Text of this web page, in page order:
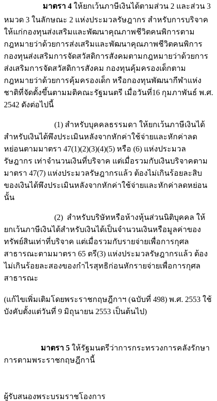
มาตรา 4 ให้ยกเว้นภาษีเงินได้ตามส่วน 2 และส่วน 3
หมวด 3 ในลักษณะ 2 แห่งประมวลรัษฎากร สำหรับการบริจาค
ให้แก่กองทุนส่งเสริมและพัฒนาคุณภาพชีวิตคนพิการตาม
กฎหมายว่าด้วยการส่งเสริมและพัฒนาคุณภาพชีวิตคนพิการ
กองทุนส่งเสริมการจัดสวัสดิการสังคมตามกฎหมายว่าด้วยการ
ส่งเสริมการจัดสวัสดิการสังคม กองทุนคุ้มครองเด็กตาม
กฎหมายว่าด้วยการคุ้มครองเด็ก หรือกองทุนพัฒนากีฬาแห่ง
ชาติที่จัดตั้งขึ้นตามมติคณะรัฐมนตรี เมื่อวันที่16 กุมภาพันธ์ พ.ศ.
2542 ดังต่อไปนี้
(1) สำหรับบุคคลธรรมดา ให้ยกเว้นภาษีเงินได้
สำหรับเงินได้พึงประเมินหลังจากหักค่าใช้จ่ายและหักค่าลด
หย่อนตามมาตรา 47(1)(2)(3)(4)(5) หรือ (6) แห่งประมวล
รัษฎากร เท่าจำนวนเงินที่บริจาค แต่เมื่อรวมกับเงินบริจาคตาม
มาตรา 47(7) แห่งประมวลรัษฎากรแล้ว ต้องไม่เกินร้อยละสิบ
ของเงินได้พึงประเมินหลังจากหักค่าใช้จ่ายและหักค่าลดหย่อน
นั้น
(2) สำหรับบริษัทหรือห้างหุ้นส่วนนิติบุคคล ให้
ยกเว้นภาษีเงินได้สำหรับเงินได้เป็นจำนวนเงินหรือมูลค่าของ
ทรัพย์สินเท่าที่บริจาค แต่เมื่อรวมกับรายจ่ายเพื่อการกุศล
สาธารณะตามมาตรา 65 ตรี(3) แห่งประมวลรัษฎากรแล้ว ต้อง
ไม่เกินร้อยละสองของกำไรสุทธิก่อนหักรายจ่ายเพื่อการกุศล
สาธารณะ
(แก้ไขเพิ่มเติมโดยพระราชกฤษฎีกาฯ (ฉบับที่ 498) พ.ศ. 2553 ใช้
บังคับตั้งแต่วันที่ 9 มิถุนายน 2553 เป็นต้นไป)
มาตรา 5 ให้รัฐมนตรีว่าการกระทรวงการคลังรักษา
การตามพระราชกฤษฎีกานี้
ผู้รับสนองพระบรมราชโองการ